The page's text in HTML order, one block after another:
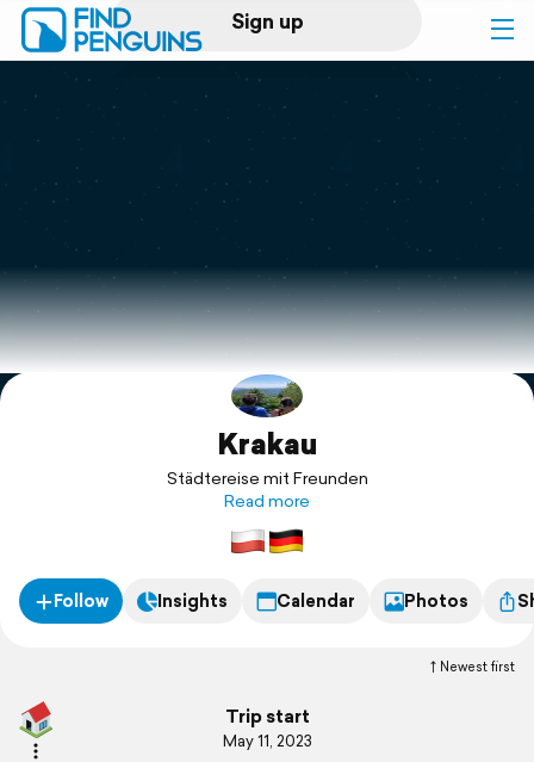
Sign up
Log in
Print a book
Flyover video
Explore
Krakau
Städtereise mit Freunden
Read more
Follow Insights Calendar Photos
Newest first
Trip start
May 11, 2023